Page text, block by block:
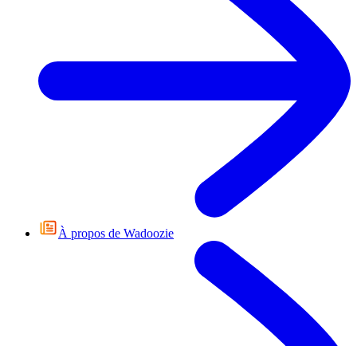
À propos de Wadoozie